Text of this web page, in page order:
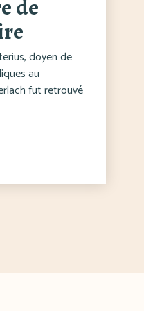
de
doyen de
au
fut retrouvé